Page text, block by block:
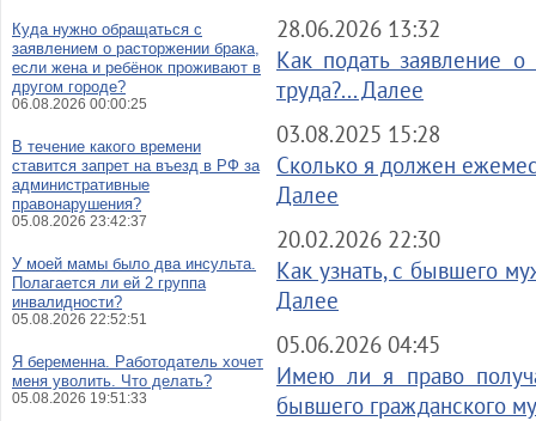
28.06.2026 13:32
Как подать заявление
труда?... Далее
03.08.2025 15:28
Сколько я должен
Далее
20.02.2026 22:30
Как узнать, с бывшего
Далее
05.06.2026 04:45
Имею ли я право
бывшего гражданского
Куда нужно обращаться с
заявлением о расторжении брака,
если жена и ребёнок проживают в
другом городе?
06.08.2026 00:00:25
В течение какого времени
ставится запрет на въезд в РФ за
административные
правонарушения?
05.08.2026 23:42:37
У моей мамы было два инсульта.
Полагается ли ей 2 группа
инвалидности?
05.08.2026 22:52:51
Я беременна. Работодатель хочет
меня уволить. Что делать?
05.08.2026 19:51:33